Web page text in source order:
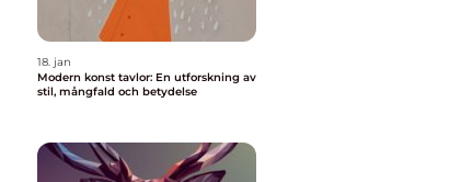
18. jan
Modern konst tavlor: En utforskning av
stil, mångfald och betydelse